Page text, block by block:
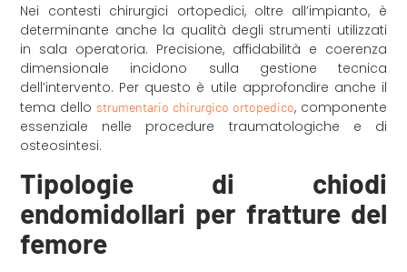
Nei contesti chirurgici ortopedici, oltre all’impianto, è
determinante anche la qualità degli strumenti utilizzati
in sala operatoria. Precisione, affidabilità e coerenza
dimensionale incidono sulla gestione tecnica
dell’intervento. Per questo è utile approfondire anche il
tema dello strumentario chirurgico ortopedico, componente
essenziale nelle procedure traumatologiche e di
osteosintesi.
Tipologie di chiodi
endomidollari per fratture del
femore